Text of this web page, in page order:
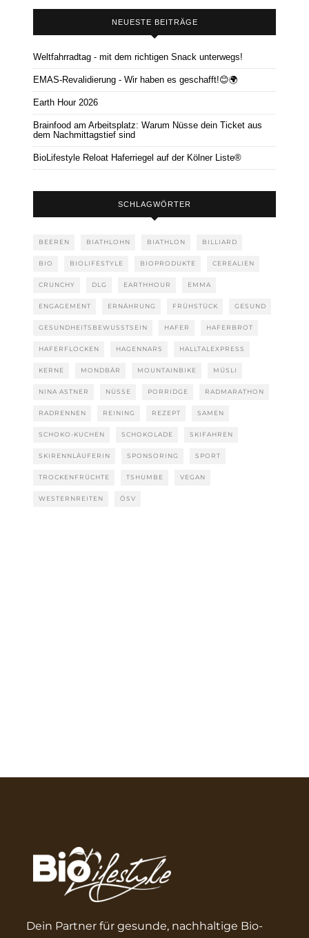
NEUESTE BEITRÄGE
Weltfahrradtag - mit dem richtigen Snack unterwegs!
EMAS-Revalidierung - Wir haben es geschafft!😊🌍
Earth Hour 2026
Brainfood am Arbeitsplatz: Warum Nüsse dein Ticket aus
dem Nachmittagstief sind
BioLifestyle Reloat Haferriegel auf der Kölner Liste®
SCHLAGWÖRTER
BEEREN BIATHLOHN BIATHLON BILLIARD
BIO BIOLIFESTYLE BIOPRODUKTE CEREALIEN
CRUNCHY DLG EARTHHOUR EMMA
ENGAGEMENT ERNÄHRUNG FRÜHSTÜCK GESUND
GESUNDHEITSBEWUSSTSEIN HAFER HAFERBROT
HAFERFLOCKEN HAGENNARS HALLTALEXPRESS
KERNE MONDBÄR MOUNTAINBIKE MÜSLI
NINA ASTNER NÜSSE PORRIDGE RADMARATHON
RADRENNEN REINING REZEPT SAMEN
SCHOKO-KUCHEN SCHOKOLADE SKIFAHREN
SKIRENNLÄUFERIN SPONSORING SPORT
TROCKENFRÜCHTE TSHUMBE VEGAN
WESTERNREITEN ÖSV
Dein Partner für gesunde, nachhaltige Bio-